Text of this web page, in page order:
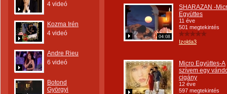
4 videó
Kozma Irén
4 videó
Andre Rieu
6 videó
Botond
Györgyi
04:08
SHARAZAN -
Együttes
11 éve
501 megtekintés
Izolda3
Micro Együttes-A
szívem egy
cigány
12 éve
597 megtekintés